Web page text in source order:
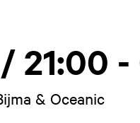
21:00
& Oceanic